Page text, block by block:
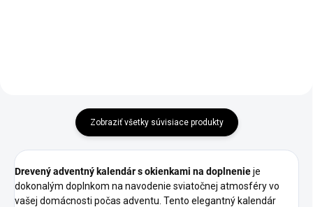
Zobraziť všetky súvisiace produkty
Drevený adventný kalendár s okienkami na doplnenieje
dokonalým doplnkom na navodenie sviatočnej atmosféry vo
vašej domácnosti počas adventu. Tento elegantný kalendár